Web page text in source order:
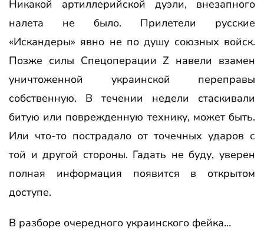
Никакой артиллерийской дуэли, внезапного
налета не было. Прилетели русские
«Искандеры» явно не по душу союзных войск.
Позже силы Спецоперации Z навели взамен
уничтоженной украинской переправы
собственную. В течении недели стаскивали
битую или поврежденную технику, может быть.
Или что-то пострадало от точечных ударов с
той и другой стороны. Гадать не буду, уверен
полная информация появится в открытом
доступе.
В разборе очередного украинского фейка…